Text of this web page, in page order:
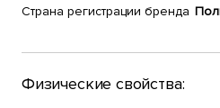
Страна регистрации бренда
Физические свойства: